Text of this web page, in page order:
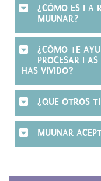
¿CÓMO ES LA
MUUNAR?
¿CÓMO TE
PROCESAR
HAS VIVIDO?
¿QUE OTROS
MUUNAR